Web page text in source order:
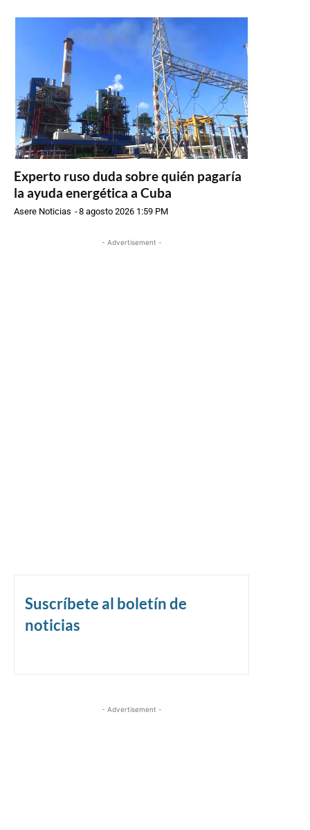
Experto ruso duda sobre quién pagaría
la ayuda energética a Cuba
Asere Noticias -8 agosto 2026 1:59 PM
- Advertisement -
Suscríbete al boletín de
noticias
- Advertisement -